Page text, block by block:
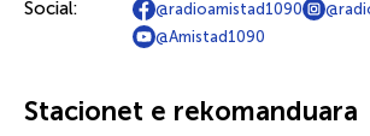
Social: @radioamistad1090
@Amistad1090
Stacionet e rekomanduara